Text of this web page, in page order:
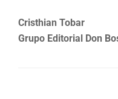
Cristhian Tobar
Grupo Editorial Don